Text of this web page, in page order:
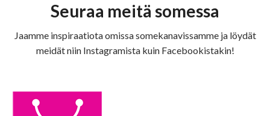
Seuraa meitä somessa
Jaamme inspiraatiota omissa somekanavissamme ja löydät
meidät niin Instagramista kuin Facebookistakin!